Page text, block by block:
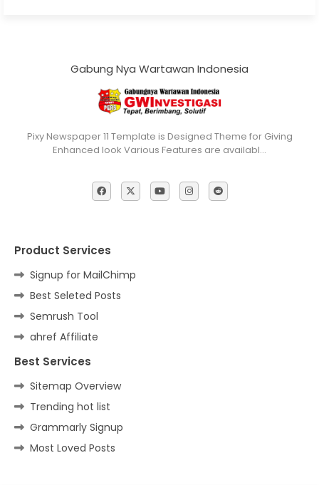
Gabung Nya Wartawan Indonesia
Pixy Newspaper 11 Template is Designed Theme for Giving
Enhanced look Various Features are availabl…
Product Services
Signup for MailChimp
Best Seleted Posts
Semrush Tool
ahref Affiliate
Best Services
Sitemap Overview
Trending hot list
Grammarly Signup
Most Loved Posts